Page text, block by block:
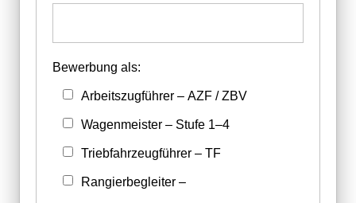
Bewerbung als:
Arbeitszugführer – AZF / ZBV
Wagenmeister – Stufe 1–4
Triebfahrzeugführer – TF
Rangierbegleiter –